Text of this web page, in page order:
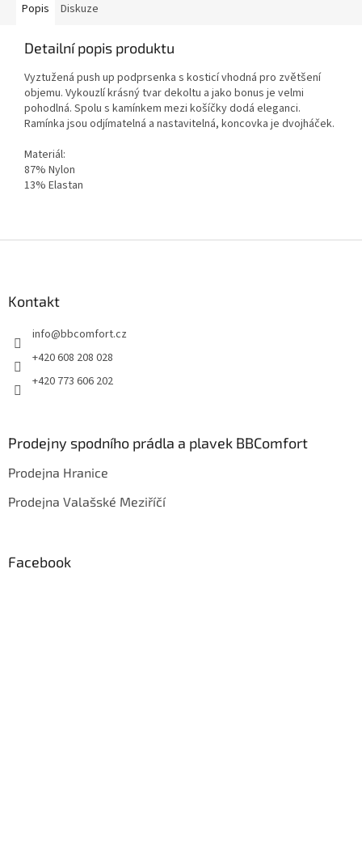
Popis Diskuze
Detailní popis produktu
Vyztužená push up podprsenka s kosticí vhodná pro zvětšení
objemu. Vykouzlí krásný tvar dekoltu a jako bonus je velmi
pohodlná. Spolu s kamínkem mezi košíčky dodá eleganci.
Ramínka jsou odjímatelná a nastavitelná, koncovka je dvojháček.
Materiál:
87% Nylon
13% Elastan
Kontakt
info@bbcomfort.cz
+420 608 208 028
+420 773 606 202
Prodejny spodního prádla a plavek BBComfort
Prodejna Hranice
Prodejna Valašské Meziříčí
Facebook